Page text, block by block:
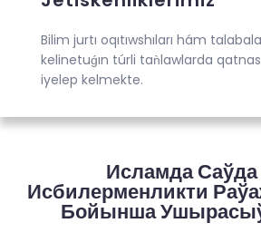
Bilim jurtı oqıtıwshıları hám
kelinetuǵın túrli taǹlawlarda
iyelep kelmekte.
Исламда
Исбилерменликти
Бойынша